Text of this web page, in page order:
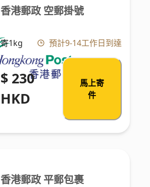
香港郵政 空郵掛號
寄1kg 預計9-14工作日到達
$ 230
HKD
馬上寄
件
香港郵政 平郵包裹